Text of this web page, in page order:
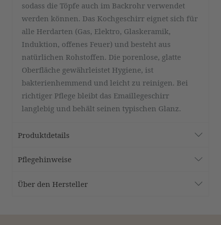
sodass die Töpfe auch im Backrohr verwendet
werden können. Das Kochgeschirr eignet sich für
alle Herdarten (Gas, Elektro, Glaskeramik,
Induktion, offenes Feuer) und besteht aus
natürlichen Rohstoffen. Die porenlose, glatte
Oberfläche gewährleistet Hygiene, ist
bakterienhemmend und leicht zu reinigen. Bei
richtiger Pflege bleibt das Emaillegeschirr
langlebig und behält seinen typischen Glanz.
Produktdetails
Pflegehinweise
Über den Hersteller